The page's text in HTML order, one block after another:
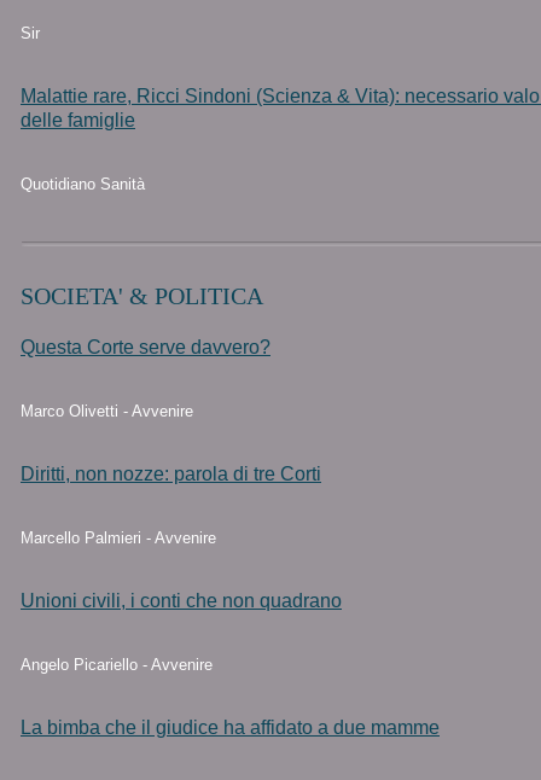
Sir
Malattie rare, Ricci Sindoni (Scienza & Vita): necessario
delle famiglie
Quotidiano Sanità
SOCIETA' & POLITICA
Questa Corte serve davvero?
Marco Olivetti - Avvenire
Diritti, non nozze: parola di tre Corti
Marcello Palmieri - Avvenire
Unioni civili, i conti che non quadrano
Angelo Picariello - Avvenire
La bimba che il giudice ha affidato a due mamme